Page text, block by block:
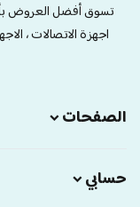
تسوق أفضل العروض
اجهزة الاتصالات ،
الصفحات
حسابي